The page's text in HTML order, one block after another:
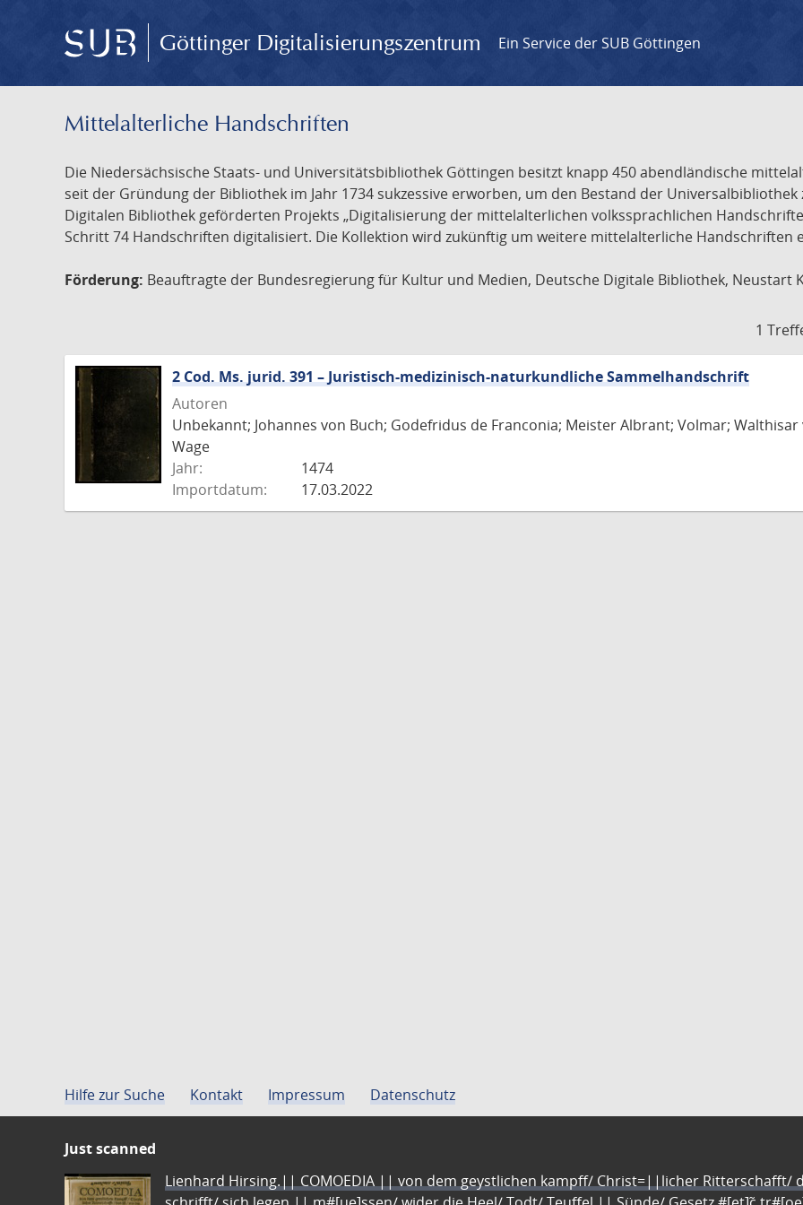
Göttinger Digitalisierungszentrum Ein Service der SUB Göttingen
Mittelalterliche Handschriften
Die Niedersächsische Staats- und Universitätsbibliothek Göttingen besitzt knapp 450 abendländische
seit der Gründung der Bibliothek im Jahr 1734 sukzessive erworben, um den Bestand der
Digitalen Bibliothek geförderten Projekts „Digitalisierung der mittelalterlichen volkssprachlichen
Schritt 74 Handschriften digitalisiert. Die Kollektion wird zukünftig um weitere mittelalterliche Handschriften
Förderung: Beauftragte der Bundesregierung für Kultur und Medien, Deutsche Digitale Bibliothek, Neustart
1
2 Cod. Ms. jurid. 391 – Juristisch-medizinisch-naturkundliche Sammelhandschrift
Autoren
Unbekannt; Johannes von Buch; Godefridus de Franconia; Meister Albrant; Volmar;
Wage
Jahr:
1474
Importdatum:
17.03.2022
Hilfe zur Suche Kontakt Impressum Datenschutz
Just scanned
Lienhard Hirsing.|| COMOEDIA || von dem geystlichen kampff/ Christ=||licher Ritterschafft/